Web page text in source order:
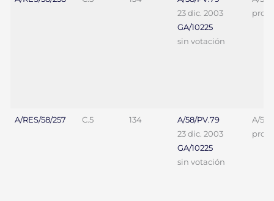
23 dic. 2003
GA/10225
sin votación
proy.
A/RES/58/257 C.5 134
A/58/PV.79
23 dic. 2003
GA/10225
sin votación
A/58/
proy.